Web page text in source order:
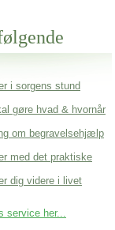
i sorgens stund
gøre hvad & hvornår
om begravelsehjælp
med det praktiske
dig videre i livet
service her...